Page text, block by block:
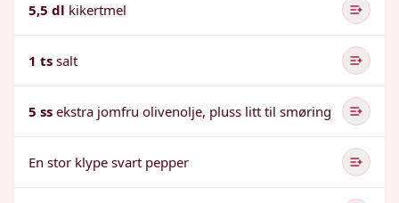
5,5 dl kikertmel
1 ts salt
5 ss ekstra jomfru olivenolje, pluss litt til smøring
En stor klype svart pepper